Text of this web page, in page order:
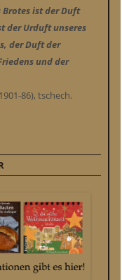
Brotes ist der Duft
der Urduft unseres
der Duft der
und der
86), tschech.